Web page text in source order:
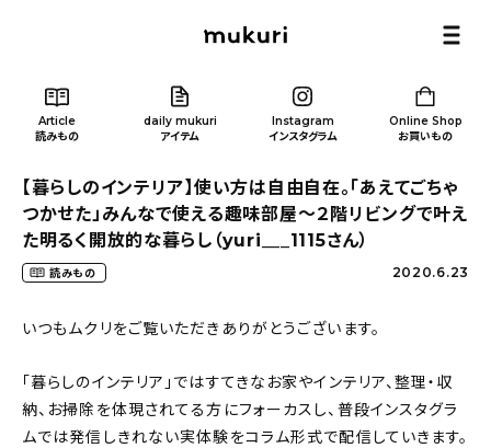
Article
読みもの
daily mukuri
アイテム
Instagram
インスタグラム
Online Shop
お買いもの
新着記事
【暮らしのインテリア】使い方は自由自在。「あえてごちゃ
つかせた」みんなで使える趣味部屋〜２階リビングで叶え
た明るく開放的な暮らし（yuri___1115さん）
読みもの 2020.6.23
いつもムクリをご覧いただきありがとうございます。
「暮らしのインテリア」ではすてきなお家やインテリア、整理・収
納、お掃除を体現されてる方にフォーカスし、普段インスタグラ
ムでは発信しきれない実体験をコラム形式で配信していきます。